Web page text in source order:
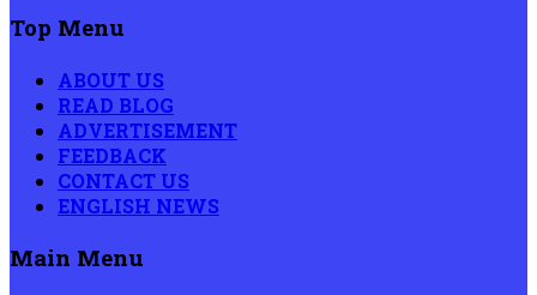
Top Menu
ABOUT US
READ BLOG
ADVERTISEMENT
FEEDBACK
CONTACT US
ENGLISH NEWS
Main Menu